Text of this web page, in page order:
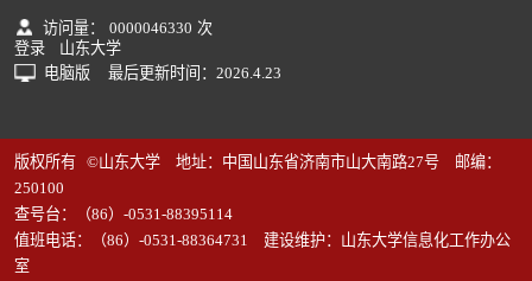
访问量： 0000046330 次
登录
山东大学
电脑版
最后更新时间： 2026 4. 23
版权所有 ©山东大学 地址：中国山东省济南市山大南路27号 邮编：
250100
查号台：（86）-0531-88395114
值班电话：（86）-0531-88364731 建设维护：山东大学信息化工作办公
室